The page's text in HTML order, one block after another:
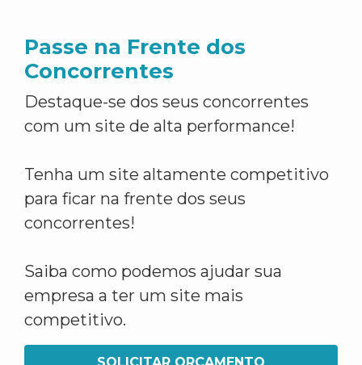
Passe na Frente dos
Concorrentes
Destaque-se dos seus concorrentes
com um site de alta performance!
Tenha um site altamente competitivo
para ficar na frente dos seus
concorrentes!
Saiba como podemos ajudar sua
empresa a ter um site mais
competitivo.